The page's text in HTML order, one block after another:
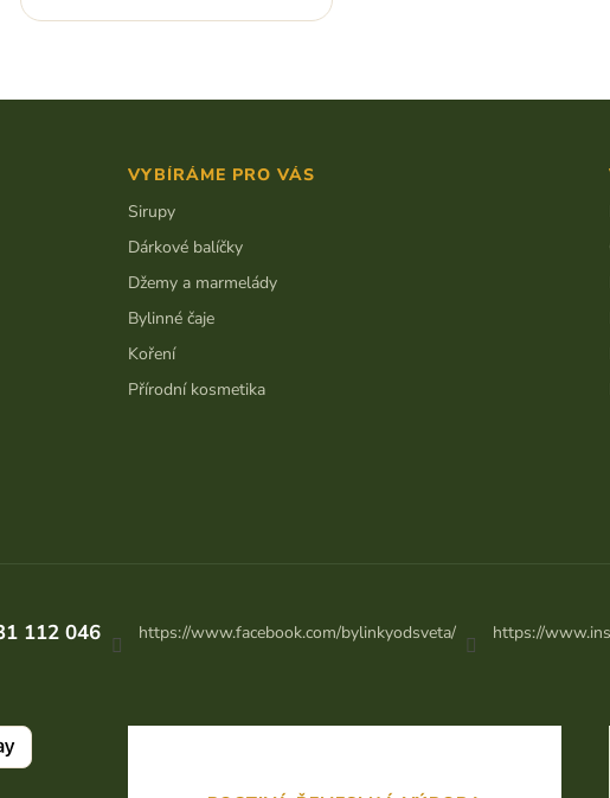
112 046 https://www.facebook.com/bylinkyodsveta/ https://
VYBÍRÁME PRO VÁS
Sirupy
Dárkové balíčky
Džemy a marmelády
Bylinné čaje
Koření
Přírodní kosmetika